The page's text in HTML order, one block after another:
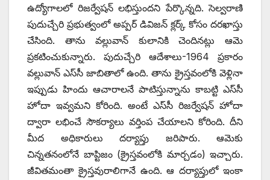
ఉద్యోగాలలో రిజర్వేషన్‌ ‌లభిస్తుందని పేర్కొన్నది. సెల్వరాణి
పుదుచ్చేరి ప్రభుత్వంలో అప్పర్‌ ‌డివిజన్‌ ‌క్లర్క్ ‌కోసం దరఖాస్తు
చేసింది. తాను వల్లువాన్‌ ‌కులానికి చెందినట్లు ఆమె
ప్రకటించుకున్నారు. పుదుచ్చేరి ఆదేశాలు-1964 ప్రకారం
వల్లువాన్‌ ఎస్‌సీ జాబితాలో ఉంది. తాను క్రైస్తవంలోకి వెళ్లినా
ఇప్పుడు హిందు ఆచారాలనే పాటిస్తున్నాను కాబట్టి ఎస్‌సీ
హోదా ఇవ్వమని కోరింది. అంటే ఎస్‌సీ రిజర్వేషన్‌ ‌హోదా
ద్వారా లభించే సౌకర్యాలు వర్తింప చేయాలని కోరింది. దీని
మీద అధికారులు దర్యాప్తు జరిపారు. ఆమెకు
చిన్నతనంలోనే బాప్టిజం (క్రైస్తవంలోకి మార్చడం) ఇచ్చారు.
జీవితమంతా క్రైస్తవురాలిగానే ఉంది. ఆ దర్యాప్తులో ఇంకా